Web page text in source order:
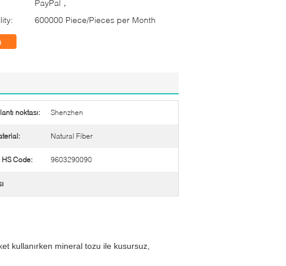
PayPal，
600000 Piece/Pieces per Month
noktası: Shenzhen
Natural Fiber
Code: 9603290090
kullanırken mineral tozu ile kusursuz,